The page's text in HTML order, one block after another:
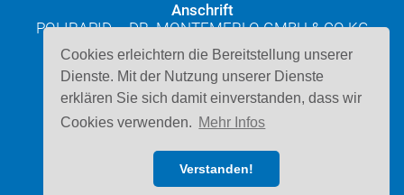
Cookies erleichtern die Bereitstellung unserer
Dienste. Mit der Nutzung unserer Dienste
erklären Sie sich damit einverstanden, dass wir
Cookies verwenden. Mehr Infos
Verstanden!
Anschrift
POLIRAPID – DR. MONTEMERLO GMBH & CO KG
Josef-Schüttler-Straße 49
D-78224 Singen
Kontakt
Telefon: 07731 947220
E-Mail schreiben